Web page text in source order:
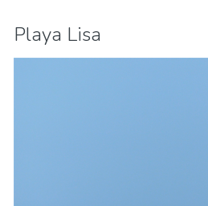
Playa Lisa